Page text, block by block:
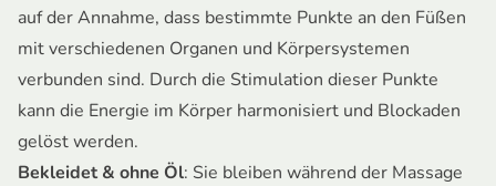
auf der Annahme, dass bestimmte Punkte an den Füßen
mit verschiedenen Organen und Körpersystemen
verbunden sind. Durch die Stimulation dieser Punkte
kann die Energie im Körper harmonisiert und Blockaden
gelöst werden.
Bekleidet & ohne Öl: Sie bleiben während der Massage